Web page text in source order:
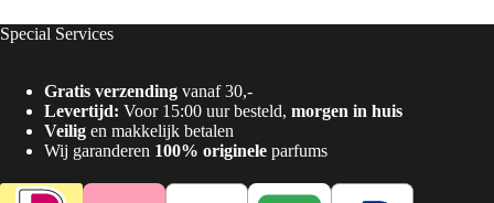
Special Services
Gratis verzending vanaf 30,-
Levertijd: Voor 15:00 uur besteld, morgen in huis
Veilig en makkelijk betalen
Wij garanderen 100% originele parfums